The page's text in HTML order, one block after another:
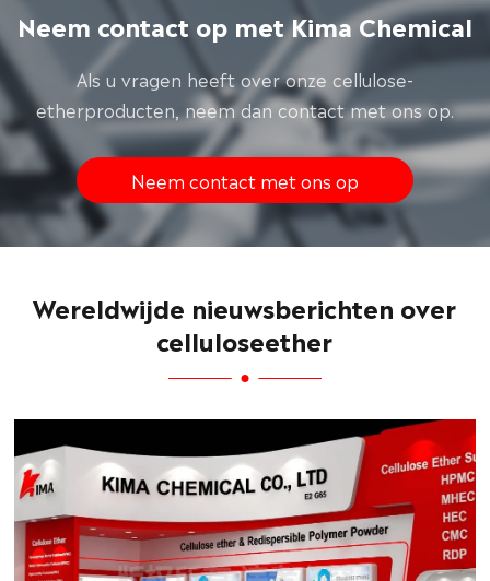
Neem contact op met Kima Chemical
Als u vragen heeft over onze cellulose-
etherproducten, neem dan contact met ons op.
Neem contact met ons op
Wereldwijde nieuwsberichten over
celluloseether